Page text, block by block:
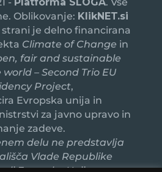
Oblikovanje: KlikNET.si
je delno financirana
Climate of Change in
fair and sustainable
– Second Trio EU
Project,
Evropska unija in
za javno upravo in
zadeve.
delu ne predstavlja
Vlade Republike